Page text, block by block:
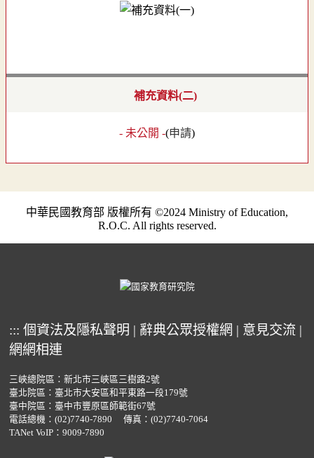
補充資料(二)
- 未公開 -(申請)
中華民國教育部 版權所有 ©2024 Ministry of Education,
R.O.C. All rights reserved.
::: 個資法及隱私聲明 | 辭典公眾授權網 | 意見交流 |
網網相連
三峽總院區：新北市三峽區三樹路2號
臺北院區：臺北市大安區和平東路一段179號
臺中院區：臺中市豐原區師範街67號
電話總機： (02)7740-7890
傳真：(02)7740-7064
TANet VoIP：9009-7890